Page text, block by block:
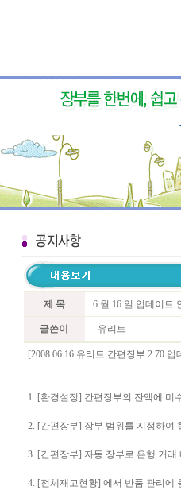
제 목 6 월 16 일 업데이트
글쓴이 유리트
[2008.06.16 유리트 간편장부 2.70 업
1. [환경설정] 간편장부의 잔액에 미
2. [간편장부] 장부 범위를 지정하여
3. [간편장부] 자동 장부로 은행 거
4. [전체재고현황] 에서 반품 관리에